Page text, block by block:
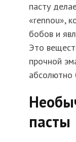
пасту
«rennou»,
бобов и
Это
прочной
абсолютно
пасты